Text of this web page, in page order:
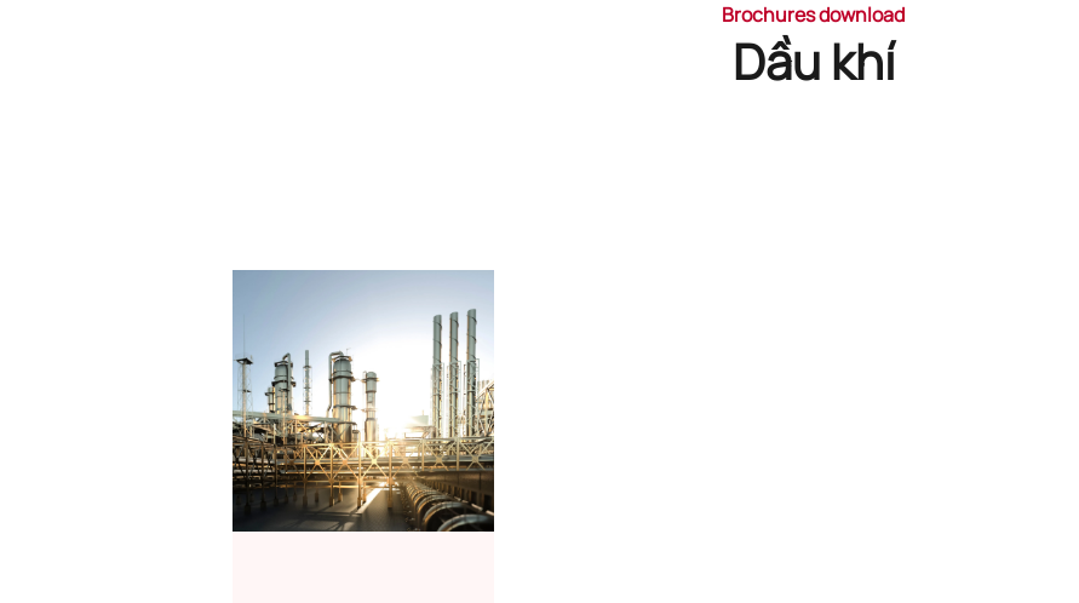
Brochures download
Dầu khí